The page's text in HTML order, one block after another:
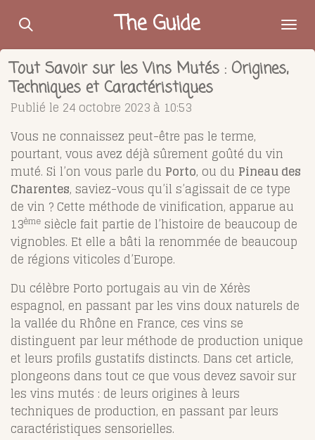
Passer
contenu
principal
The Guide
Tout Savoir sur les Vins Mutés : Origines,
Techniques et Caractéristiques
Publié le 24 octobre 2023 à 10:53
Vous ne connaissez peut-être pas le terme,
pourtant, vous avez déjà sûrement goûté du vin
muté. Si l’on vous parle du Porto, ou du Pineau des
Charentes, saviez-vous qu’il s’agissait de ce type
de vin ? Cette méthode de vinification, apparue au
13ème siècle fait partie de l’histoire de beaucoup de
vignobles. Et elle a bâti la renommée de beaucoup
de régions viticoles d’Europe.
Du célèbre Porto portugais au vin de Xérès
espagnol, en passant par les vins doux naturels de
la vallée du Rhône en France, ces vins se
distinguent par leur méthode de production unique
et leurs profils gustatifs distincts. Dans cet article,
plongeons dans tout ce que vous devez savoir sur
les vins mutés : de leurs origines à leurs
techniques de production, en passant par leurs
caractéristiques sensorielles.